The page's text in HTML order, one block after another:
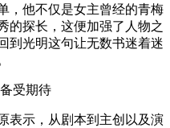
，他不仅是女主曾经的青梅
的探长，这便加强了人物之
到光明这句让无数书迷着迷
受期待
示，从剧本到主创以及演